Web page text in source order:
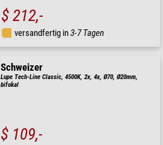
$ 212,-
versandfertig in3-7 Tagen
Schweizer
Lupe Tech-Line Classic, 4500K, 2x, 4x, Ø70, Ø20mm,
bifokal
$ 109,-